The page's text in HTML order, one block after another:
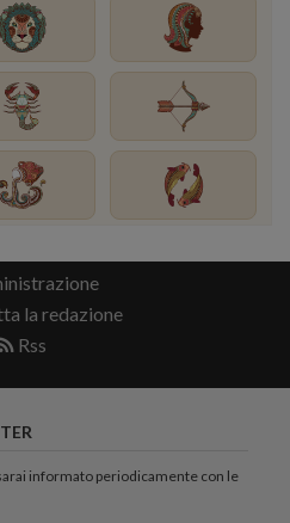
la redazione
Rss
informato periodicamente con le